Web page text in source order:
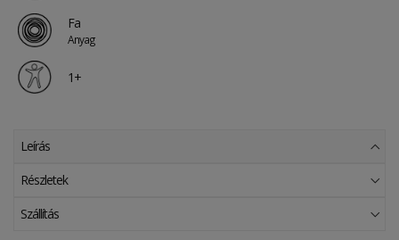
Fa
Anyag
1+
Leírás
Részletek
Szállítás